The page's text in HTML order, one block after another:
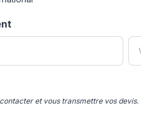
et vous transmettre vos devis.